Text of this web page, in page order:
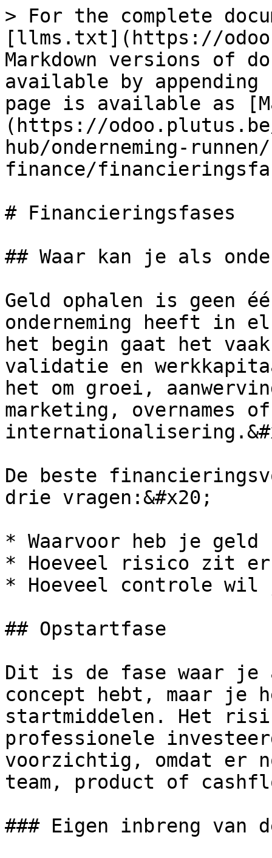
> For the complete
[llms.txt](https://
Markdown versions of
available by
page is available as
(https://
hub/onderneming-
finance/
# Financieringsfases
## Waar kan je als
Geld ophalen is geen
onderneming heeft in
het begin gaat het
validatie en
het om groei,
marketing, overnames of
De beste
drie vragen:&#x20;
* Waarvoor heb je geld
* Hoeveel risico zit
* Hoeveel controle wil
## Opstartfase
Dit is de fase waar je
concept hebt, maar je
startmiddelen. Het
professionele
voorzichtig, omdat er
team, product of
### Eigen inbreng van